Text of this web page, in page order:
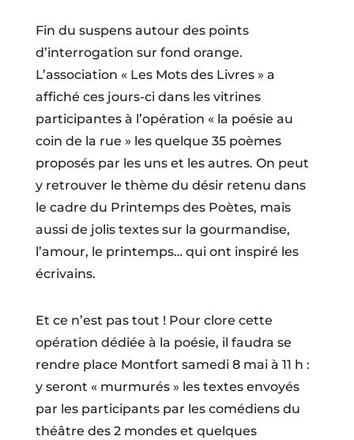
Fin du suspens autour des points
d’interrogation sur fond orange.
L’association « Les Mots des Livres » a
affiché ces jours-ci dans les vitrines
participantes à l’opération « la poésie au
coin de la rue » les quelque 35 poèmes
proposés par les uns et les autres. On peut
y retrouver le thème du désir retenu dans
le cadre du Printemps des Poètes, mais
aussi de jolis textes sur la gourmandise,
l’amour, le printemps… qui ont inspiré les
écrivains.
Et ce n’est pas tout ! Pour clore cette
opération dédiée à la poésie, il faudra se
rendre place Montfort samedi 8 mai à 11 h :
y seront « murmurés » les textes envoyés
par les participants par les comédiens du
théâtre des 2 mondes et quelques